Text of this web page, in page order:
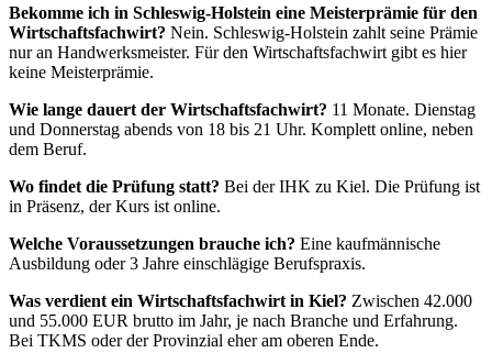
Bekomme ich in Schleswig-Holstein eine Meisterprämie für den
Wirtschaftsfachwirt? Nein. Schleswig-Holstein zahlt seine Prämie
nur an Handwerksmeister. Für den Wirtschaftsfachwirt gibt es hier
keine Meisterprämie.
Wie lange dauert der Wirtschaftsfachwirt? 11 Monate. Dienstag
und Donnerstag abends von 18 bis 21 Uhr. Komplett online, neben
dem Beruf.
Wo findet die Prüfung statt? Bei der IHK zu Kiel. Die Prüfung ist
in Präsenz, der Kurs ist online.
Welche Voraussetzungen brauche ich? Eine kaufmännische
Ausbildung oder 3 Jahre einschlägige Berufspraxis.
Was verdient ein Wirtschaftsfachwirt in Kiel? Zwischen 42.000
und 55.000 EUR brutto im Jahr, je nach Branche und Erfahrung.
Bei TKMS oder der Provinzial eher am oberen Ende.